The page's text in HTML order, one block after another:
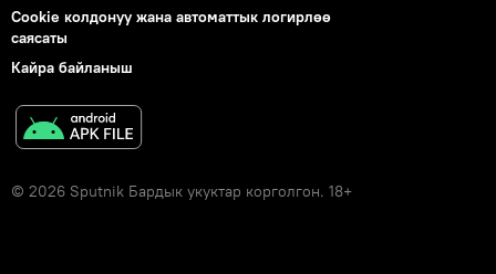
Cookie колдонуу жана автоматтык логирлөө
саясаты
Кайра байланыш
© 2026 Sputnik Бардык укуктар корголгон. 18+